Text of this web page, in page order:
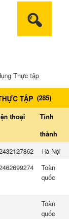
Thực tập
TẬP (285)
thoại
Tỉnh
thành
Hà Nội
Toàn
quốc
Toàn
quốc